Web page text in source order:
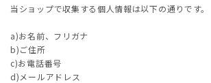
当ショップで収集する個人情報は以下の通りです。
a)お名前、フリガナ
b)ご住所
c)お電話番号
d)メールアドレス